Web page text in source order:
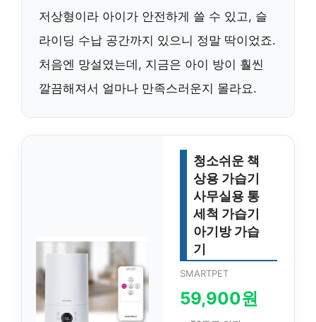
저상형이라 아이가 안전하게 쓸 수 있고, 슬
라이딩 수납 공간까지 있으니 정말 딱이었죠.
처음엔 망설였는데, 지금은 아이 방이 훨씬
깔끔해져서 얼마나 만족스러운지 몰라요.
청소쉬운 책
상용 가습기
사무실용 통
세척 가습기
아기방 가습
기
SMARTPET
59,900원